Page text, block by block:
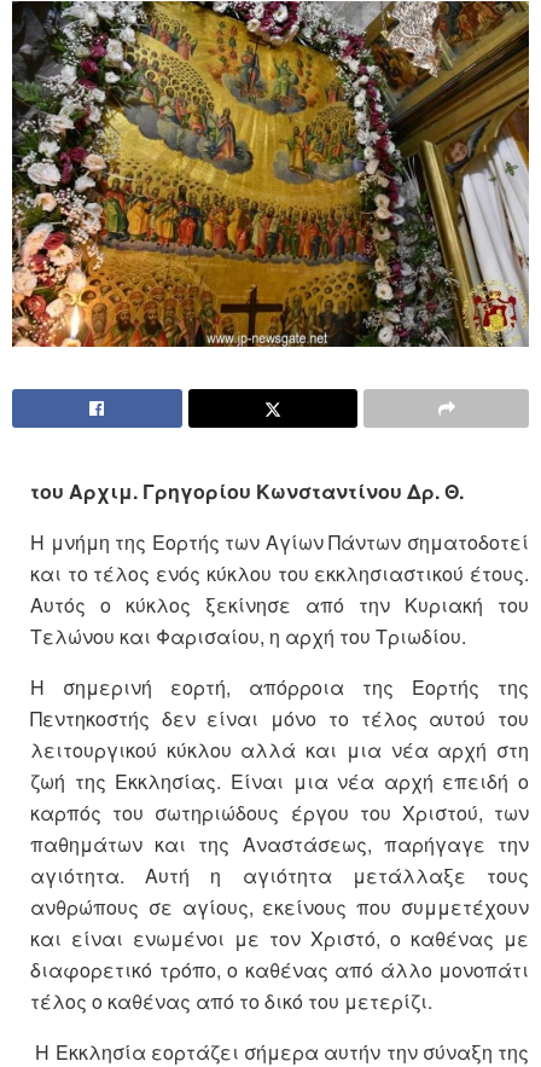
του Αρχιμ. Γρηγορίου Κωνσταντίνου Δρ. Θ.
Η μνήμη της Εορτής των Αγίων Πάντων σηματοδοτεί
και το τέλος ενός κύκλου του εκκλησιαστικού έτους.
Αυτός ο κύκλος ξεκίνησε από την Κυριακή του
Τελώνου και Φαρισαίου, η αρχή του Τριωδίου.
Η σημερινή εορτή, απόρροια της Εορτής της
Πεντηκοστής δεν είναι μόνο το τέλος αυτού του
λειτουργικού κύκλου αλλά και μια νέα αρχή στη
ζωή της Εκκλησίας. Είναι μια νέα αρχή επειδή ο
καρπός του σωτηριώδους έργου του Χριστού, των
παθημάτων και της Αναστάσεως, παρήγαγε την
αγιότητα. Αυτή η αγιότητα μετάλλαξε τους
ανθρώπους σε αγίους, εκείνους που συμμετέχουν
και είναι ενωμένοι με τον Χριστό, ο καθένας με
διαφορετικό τρόπο, ο καθένας από άλλο μονοπάτι
τέλος ο καθένας από το δικό του μετερίζι.
Η Εκκλησία εορτάζει σήμερα αυτήν την σύναξη της